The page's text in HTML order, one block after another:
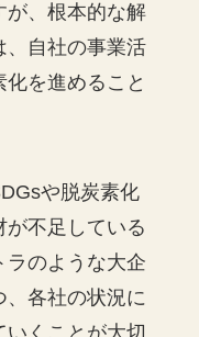
が、根本的な解
、自社の事業活
を進めること
や脱炭素化
不足している
ラのような大企
各社の状況に
くことが大切